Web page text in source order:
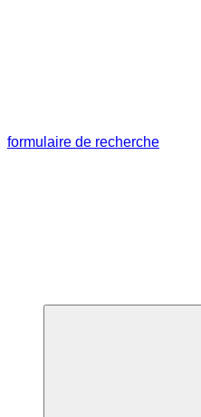
formulaire de recherche